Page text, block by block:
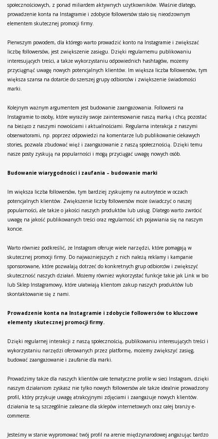
społecznościowych, z ponad miliardem aktywnych użytkowników. Właśnie dlatego,
prowadzenie konta na Instagramie i zdobycie followersów stało się nieodzownym
elementem skutecznej promocji firmy.
Pierwszym powodem, dla którego warto prowadzić konto na Instagramie i zwiększać
liczbę followersów, jest zwiększenie zasięgu. Dzięki regularnemu publikowaniu
interesujących treści, a także wykorzystaniu odpowiednich hashtagów, możemy
przyciągnąć uwagę nowych potencjalnych klientów. Im większa liczba followersów, tym
większa szansa na dotarcie do szerszej grupy odbiorców i zwiększenie świadomości
marki.
Kolejnym ważnym argumentem jest budowanie zaangażowania. Followersi na
Instagramie to osoby, które wyraziły swoje zainteresowanie naszą marką i chcą pozostać
na bieżąco z naszymi nowościami i aktualnościami. Regularna interakcja z naszymi
obserwatorami, np. poprzez odpowiedzi na komentarze lub publikowanie ciekawych
stories, pozwala zbudować więź i zaangażowanie z naszą społecznością. Dzięki temu
nasze posty zyskują na popularności i mogą przyciągać uwagę nowych osób.
Budowanie wiarygodności i zaufania – budowanie marki
Im większa liczba followersów, tym bardziej zyskujemy na autorytecie w oczach
potencjalnych klientów. Zwiększenie liczby followersów może świadczyć o naszej
popularności, ale także o jakości naszych produktów lub usług. Dlatego warto zwrócić
uwagę na jakość publikowanych treści oraz regularność ich pojawiania się na naszym
koncie.
Warto również podkreślić, że Instagram oferuje wiele narzędzi, które pomagają w
skutecznej promocji firmy. Do najważniejszych z nich należą reklamy i kampanie
sponsorowane, które pozwalają dotrzeć do konkretnych grup odbiorców i zwiększyć
skuteczność naszych działań. Możemy również wykorzystać funkcje takie jak Link w bio
lub Sklep Instagramowy, które ułatwiają klientom zakup naszych produktów lub
skontaktowanie się z nami.
Prowadzenie konta na Instagramie i zdobycie followersów to kluczowe
elementy skutecznej promocji firmy.
Dzięki regularnej interakcji z naszą społecznością, publikowaniu interesujących treści i
wykorzystaniu narzędzi oferowanych przez platformę, możemy zwiększyć zasięg,
budować zaangażowanie i zaufanie dla marki.
Prowadzimy także dla naszych klientów całe tematyczne profile w sieci Instagram, dzięki
naszym działaniom zyskasz nie tylko nowych followersów ale także idealnie prowadzony
profil, który przykuje uwagę atrakcyjnymi zdjęciami i zaangażuje nowych klientów.
działania te są szczególnie zalecane dla sklepów internetowych oraz całej branży e-
commerce.
Jesteśmy w stanie wypromować twój profil na arenie międzynarodowej angażując bardzo